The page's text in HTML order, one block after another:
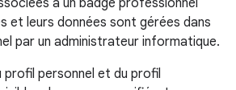
à un badge professionnel
et leurs données sont gérées dans
par un administrateur informatique.
personnel et du profil